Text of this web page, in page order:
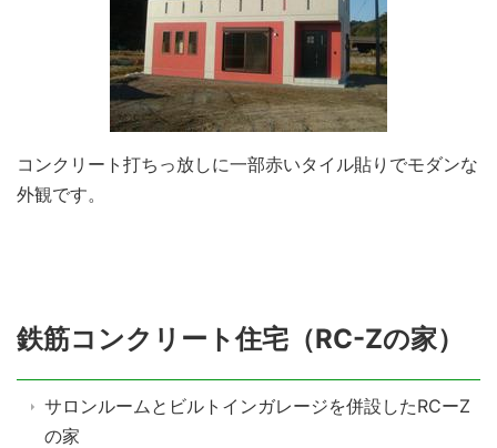
コンクリート打ちっ放しに一部赤いタイル貼りでモダンな
外観です。
鉄筋コンクリート住宅（RC-Zの家）
サロンルームとビルトインガレージを併設したRCーZ
の家